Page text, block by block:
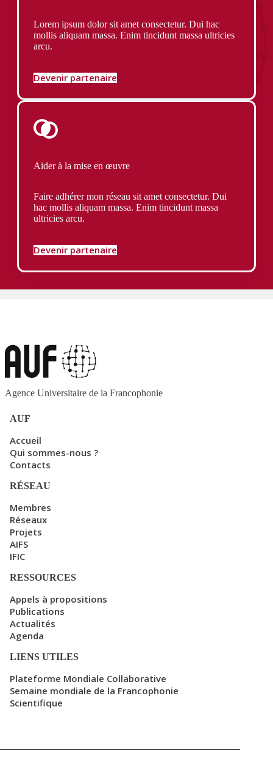
Lorem ipsum dolor sit amet consectetur. Dui hac
mollis aliquam massa. Enim tincidunt massa ultricies
arcu.
Devenir partenaire
Aider à la mise en œuvre
Faire adhérer mon réseau sit amet consectetur. Dui
hac mollis aliquam massa. Enim tincidunt massa
ultricies arcu.
Devenir partenaire
Agence Universitaire de la Francophonie
AUF
Accueil
Qui sommes-nous ?
Contacts
RÉSEAU
Membres
Réseaux
Projets
AIFS
IFIC
RESSOURCES
Appels à propositions
Publications
Actualités
Agenda
LIENS UTILES
Plateforme Mondiale Collaborative
Semaine mondiale de la Francophonie
Scientifique